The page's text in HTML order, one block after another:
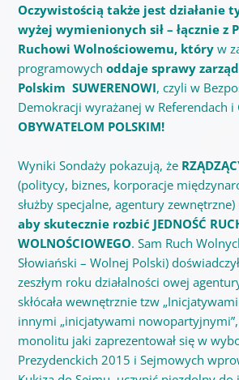
Oczywistością także jest działanie
wyżej wymienionych sił – łącznie z
Ruchowi Wolnościowemu, któryw
programowych oddaje sprawy
Polskim SUWERENOWI, czyli w
Demokracji wyrażanej w Referendach i
OBYWATELOM POLSKIM!
Wyniki Sondaży pokazują, że
(politycy, biznes, korporacje
służby specjalne, agentury zewnętrzne)
aby skutecznie rozbić JEDNOŚĆ
WOLNOŚCIOWEGO. Sam Ruch
Słowiański – Wolnej Polski)
zeszłym roku działalności owej
skłócała wewnętrznie tzw
innymi „inicjatywami
monolitu jaki zaprezentował się w
Prezydenckich 2015 i Sejmowych